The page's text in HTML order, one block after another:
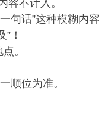
容不计入。
句话”这种模糊内容
！
。
顺位为准。